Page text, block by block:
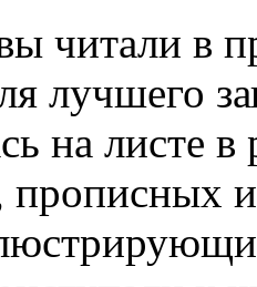
читали в
лучшего
на листе